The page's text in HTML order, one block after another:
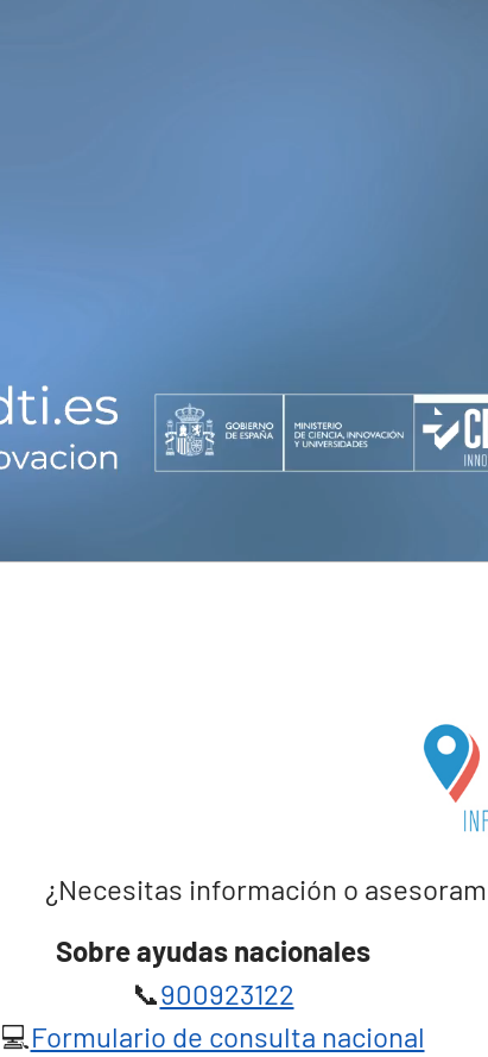
¿Necesitas información o
Sobre ayudas nacionales
📞900923122
💻 Formulario de consulta nacional